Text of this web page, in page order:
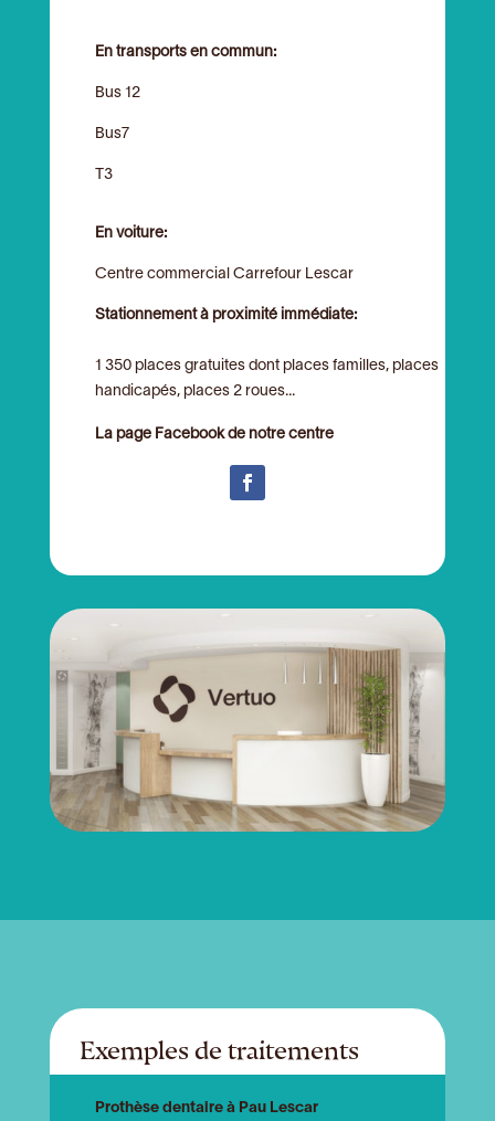
En transports en commun:
Bus 12
Bus7
T3
En voiture:
Centre commercial Carrefour Lescar
Stationnement à proximité immédiate:
1 350 places gratuites dont places familles, places
handicapés, places 2 roues...
La page Facebook de notre centre
Exemples de traitements
Prothèse dentaire à Pau Lescar